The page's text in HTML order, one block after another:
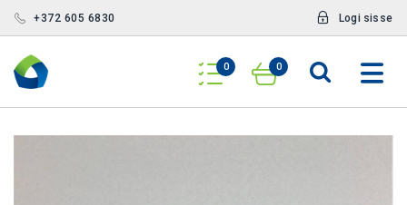
+372 605 6830 Logi sisse
0 0